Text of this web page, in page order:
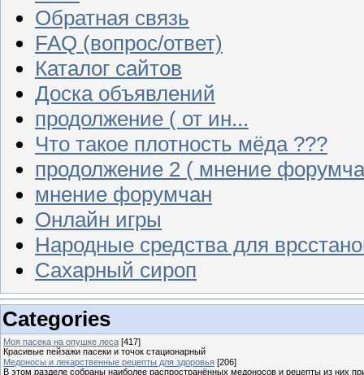
Обратная связь
FAQ (вопрос/ответ)
Каталог сайтов
Доска объявлений
продолжение ( от ин...
Что такое плотность мёда ???
продолжение 2 ( мнение
мнение форумчан
Онлайн игры
Народные средства для
Сахарный сироп
Categories
Моя пасека на опушке леса [417]
Красивые пейзажи пасеки и точок стационарный
Медоносы и лекарственные рецепты для здоровья [206]
В этом разделе собраны наиболее распространённых медоносов и рецепты из них